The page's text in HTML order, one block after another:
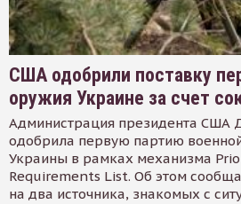
США одобрили поставку
оружия Украине за счет
Администрация президента США
одобрила первую партию
Украины в рамках механизма
Requirements List. Об этом
на два источника, знакомых с